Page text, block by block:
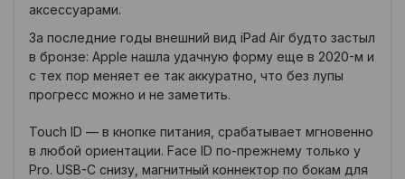
аксессуарами.
За последние годы внешний вид iPad Air будто застыл
в бронзе: Apple нашла удачную форму еще в 2020-м и
с тех пор меняет ее так аккуратно, что без лупы
прогресс можно и не заметить.
Touch ID — в кнопке питания, срабатывает мгновенно
в любой ориентации. Face ID по-прежнему только у
Pro. USB-C снизу, магнитный коннектор по бокам для